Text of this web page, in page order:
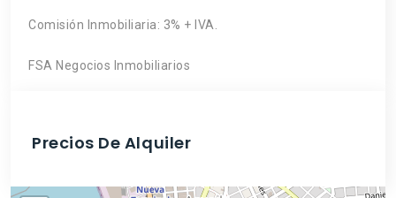
Comisión Inmobiliaria: 3% + IVA.
FSA Negocios Inmobiliarios
Precios De Alquiler